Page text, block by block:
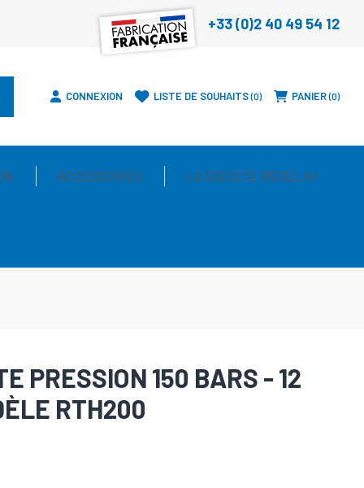
+33 (0)2 40 49 54 12
CONNEXION LISTE DE SOUHAITS 0 PANIER 0
ACCESSOIRES LA SOCIETE REGELAV
PRESSION 150 BARS - 12
RTH200